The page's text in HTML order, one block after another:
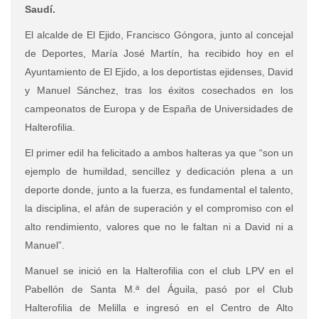
Saudí.
El alcalde de El Ejido, Francisco Góngora, junto al concejal
de Deportes, María José Martín, ha recibido hoy en el
Ayuntamiento de El Ejido, a los deportistas ejidenses, David
y Manuel Sánchez,
tras los éxitos cosechados en los
campeonatos de Europa y de España de Universidades de
Halterofilia.
El primer edil ha felicitado a ambos halteras ya que “son un
ejemplo de humildad, sencillez y dedicación plena a un
deporte donde, junto a la fuerza, es fundamental el talento,
la disciplina, el afán de superación y el compromiso con el
alto rendimiento, valores que no le faltan ni a David ni a
Manuel”.
Manuel se inició en la Halterofilia con el club LPV en el
Pabellón de Santa M.ª del Águila, pasó por el Club
Halterofilia de Melilla e ingresó en el Centro de Alto